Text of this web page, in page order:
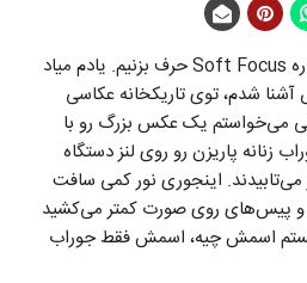
در این آموزش می‌خواهیم درباره Soft Focus حرف بزنیم. یادم میاد
شدم، توی تاریکخانه عکاسی
می‌خواستم یک عکس بزرگ رو با
زنانه پاریزن رو روی لنز دستگاه
اینجوری نور کمی سافت
پیس‌های روی صورت کمتر می‌کشید
اسمش چیه، اسمش فقط جوراب